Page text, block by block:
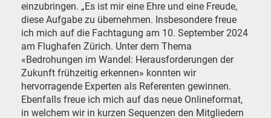
einzubringen. „Es ist mir eine Ehre und eine Freude,
diese Aufgabe zu übernehmen. Insbesondere freue
ich mich auf die Fachtagung am 10. September 2024
am Flughafen Zürich. Unter dem Thema
«Bedrohungen im Wandel: Herausforderungen der
Zukunft frühzeitig erkennen» konnten wir
hervorragende Experten als Referenten gewinnen.
Ebenfalls freue ich mich auf das neue Onlineformat,
in welchem wir in kurzen Sequenzen den Mitgliedern